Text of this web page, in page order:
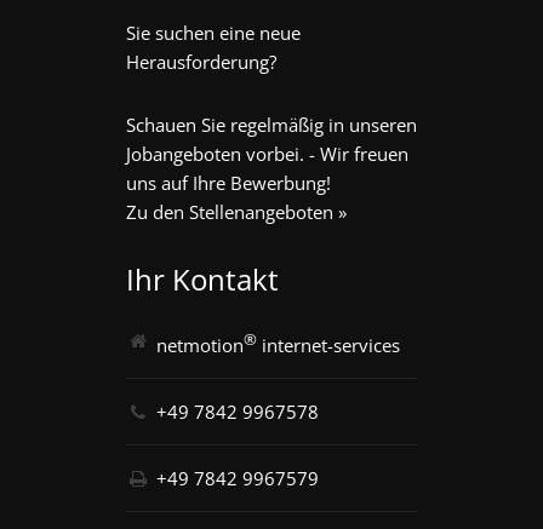
Sie suchen eine neue
Herausforderung?
Schauen Sie regelmäßig in unseren
Jobangeboten vorbei. - Wir freuen
uns auf Ihre Bewerbung!
Zu den Stellenangeboten »
Ihr Kontakt
netmotion® internet-services
+49 7842 9967578
+49 7842 9967579